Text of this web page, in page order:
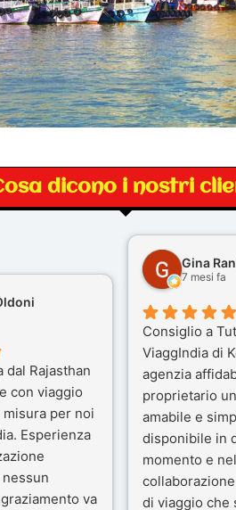
dicono i nostri
dal Rajasthan
con viaggio
per noi
Esperienza
va
Gina
7 mesi fa
Consiglio a
ViaggIndia di
agenzia
proprietario
amabile e
disponibile in
momento e
di viaggio che